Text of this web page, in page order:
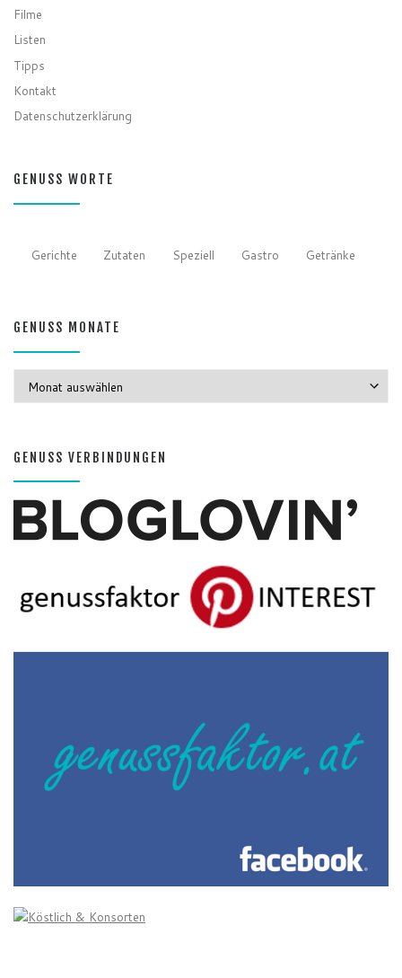
Filme
Listen
Tipps
Kontakt
Datenschutzerklärung
GENUSS WORTE
Gerichte Zutaten Speziell Gastro Getränke
GENUSS MONATE
GENUSS VERBINDUNGEN